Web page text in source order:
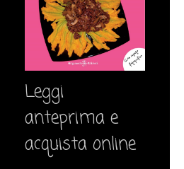
Leggi
anteprima e
acquista online